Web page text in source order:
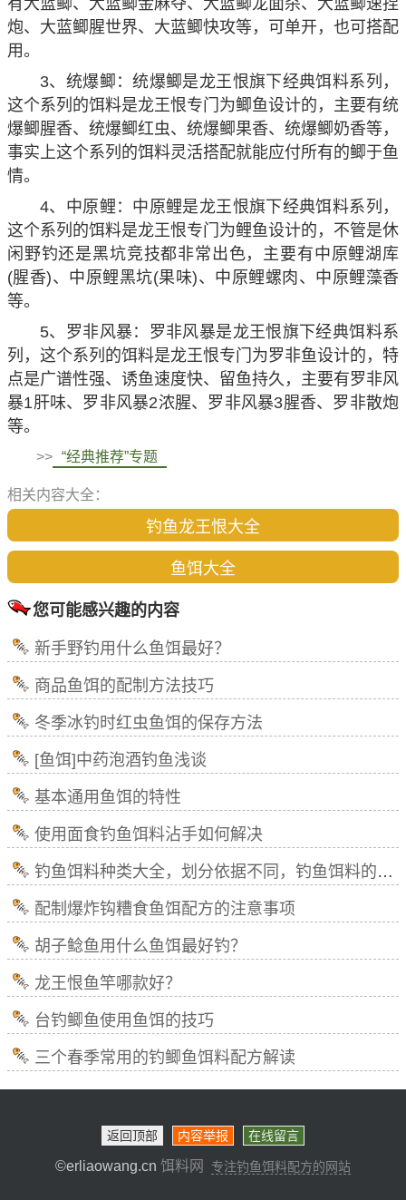
有大蓝鲫、大蓝鲫金麻夺、大蓝鲫龙面杀、大蓝鲫速捏
炮、大蓝鲫腥世界、大蓝鲫快攻等，可单开，也可搭配
用。
3、统爆鲫：统爆鲫是龙王恨旗下经典饵料系列，
这个系列的饵料是龙王恨专门为鲫鱼设计的，主要有统
爆鲫腥香、统爆鲫红虫、统爆鲫果香、统爆鲫奶香等，
事实上这个系列的饵料灵活搭配就能应付所有的鲫于鱼
情。
4、中原鲤：中原鲤是龙王恨旗下经典饵料系列，
这个系列的饵料是龙王恨专门为鲤鱼设计的，不管是休
闲野钓还是黑坑竞技都非常出色，主要有中原鲤湖库
(腥香)、中原鲤黑坑(果味)、中原鲤螺肉、中原鲤藻香
等。
5、罗非风暴：罗非风暴是龙王恨旗下经典饵料系
列，这个系列的饵料是龙王恨专门为罗非鱼设计的，特
点是广谱性强、诱鱼速度快、留鱼持久，主要有罗非风
暴1肝味、罗非风暴2浓腥、罗非风暴3腥香、罗非散炮
等。
>> “经典推荐”专题
相关内容大全：
钓鱼龙王恨大全
鱼饵大全
您可能感兴趣的内容
新手野钓用什么鱼饵最好？
商品鱼饵的配制方法技巧
冬季冰钓时红虫鱼饵的保存方法
[鱼饵]中药泡酒钓鱼浅谈
基本通用鱼饵的特性
使用面食钓鱼饵料沾手如何解决
钓鱼饵料种类大全，划分依据不同，钓鱼饵料的种类各不相同！
配制爆炸钩糟食鱼饵配方的注意事项
胡子鲶鱼用什么鱼饵最好钓？
龙王恨鱼竿哪款好？
台钓鲫鱼使用鱼饵的技巧
三个春季常用的钓鲫鱼饵料配方解读
返回顶部 内容举报 在线留言
©erliaowang.cn 饵料网 专注钓鱼饵料配方的网站